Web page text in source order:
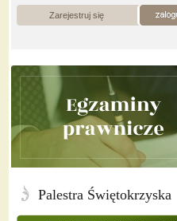
Zarejestruj się
Palestra Świętokrzyska